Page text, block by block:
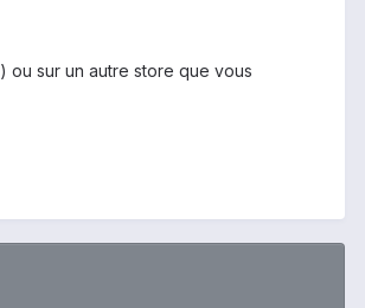
ou sur un autre store que vous